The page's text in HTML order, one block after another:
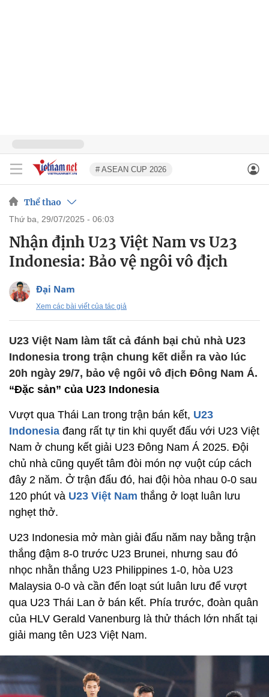
# ASEAN CUP 2026
Thể thao
thứ ba, 29/07/2025 - 06:03
Nhận định U23 Việt Nam vs U23
Indonesia: Bảo vệ ngôi vô địch
Đại Nam
Xem các bài viết của tác giả
U23 Việt Nam làm tất cả đánh bại chủ nhà U23
Indonesia trong trận chung kết diễn ra vào lúc
20h ngày 29/7, bảo vệ ngôi vô địch Đông Nam Á.
“Đặc sản” của U23 Indonesia
Vượt qua Thái Lan trong trận bán kết, U23
Indonesia đang rất tự tin khi quyết đấu với U23 Việt
Nam ở chung kết giải U23 Đông Nam Á 2025. Đội
chủ nhà cũng quyết tâm đòi món nợ vuột cúp cách
đây 2 năm. Ở trận đấu đó, hai đội hòa nhau 0-0 sau
120 phút và U23 Việt Nam thắng ở loạt luân lưu
nghẹt thở.
U23 Indonesia mở màn giải đấu năm nay bằng trận
thắng đậm 8-0 trước U23 Brunei, nhưng sau đó
nhọc nhằn thắng U23 Philippines 1-0, hòa U23
Malaysia 0-0 và cần đến loạt sút luân lưu để vượt
qua U23 Thái Lan ở bán kết. Phía trước, đoàn quân
của HLV Gerald Vanenburg là thử thách lớn nhất tại
giải mang tên U23 Việt Nam.